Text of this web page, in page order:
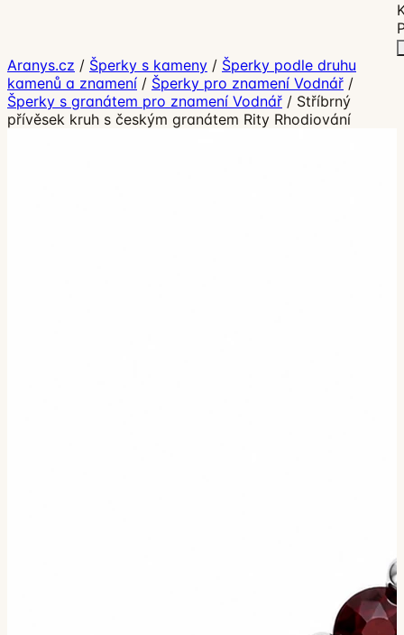
Aranys.cz / Šperky s kameny / Šperky podle druhu
kamenů a znamení / Šperky pro znamení Vodnář /
Šperky s granátem pro znamení Vodnář / Stříbrný
přívěsek kruh s českým granátem Rity Rhodiování